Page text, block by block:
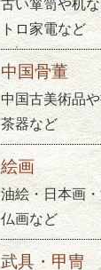
古い箪笥や机
トロ家電など
中国骨董
中国古美術品
茶器など
絵画
油絵・日本画
仏画など
武具・甲冑